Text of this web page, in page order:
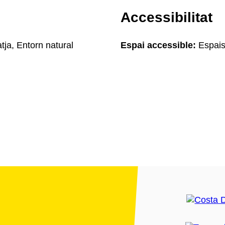
Entorn natural
Accessibilitat
Espai accessible: